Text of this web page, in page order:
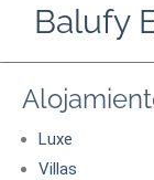
Balufy
Luxe
Villas